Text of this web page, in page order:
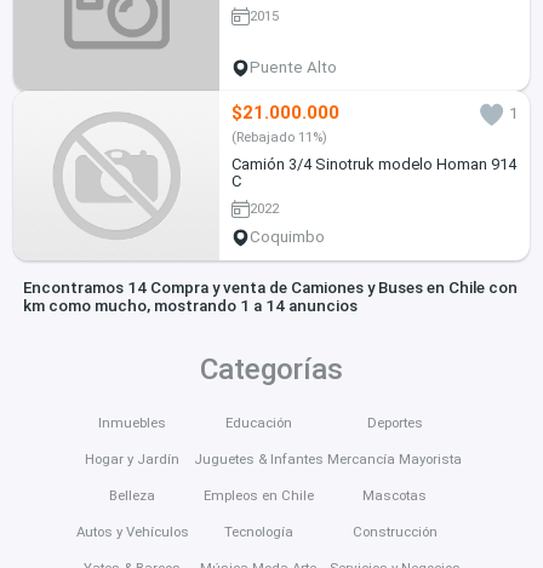
2015
Puente Alto
$21.000.000 1
(Rebajado 11%)
Camión 3/4 Sinotruk modelo Homan 914
C
2022
Coquimbo
Encontramos 14 Compra y venta de Camiones y Buses en Chile con
km como mucho, mostrando 1 a 14 anuncios
Categorías
Inmuebles
Hogar y Jardín
Belleza
Autos y Vehículos
Educación
Juguetes & Infantes
Empleos en Chile
Tecnología
Deportes
Mercancía Mayorista
Mascotas
Construcción